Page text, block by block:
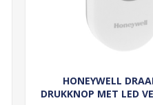
HONEYWELL
DRUKKNOP MET LED